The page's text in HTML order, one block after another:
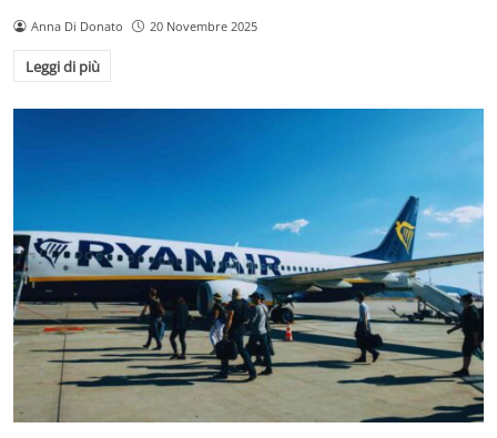
Anna Di Donato 20 Novembre 2025
Leggi di più